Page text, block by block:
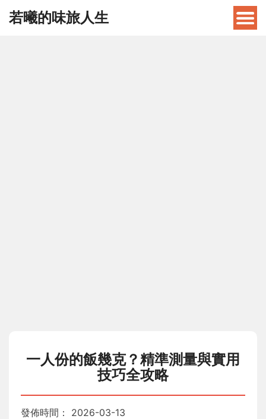
若曦的味旅人生
一人份的飯幾克？精準測量與實用
技巧全攻略
發佈時間： 2026-03-13